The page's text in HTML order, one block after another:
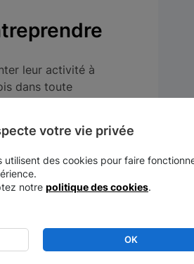
leur activité à
dans toute
qui draine une
S’agrègent des
publics
établissements
Tech, etc.)
social, à l’image de
votre vie privée
utilisent des cookies pour faire
notre politique des cookies.
OK